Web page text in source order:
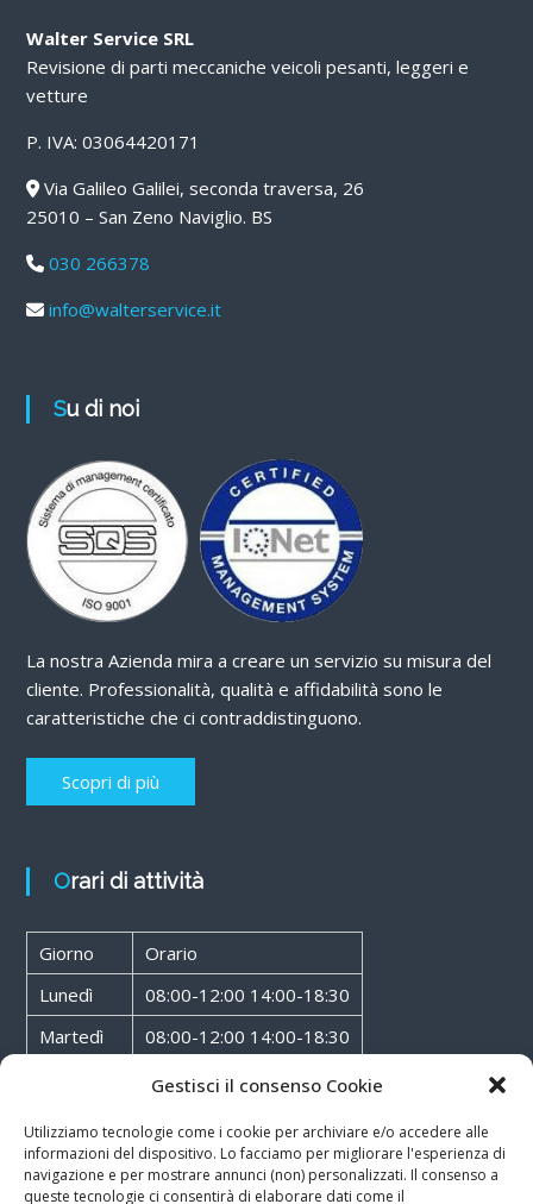
Gestisci il consenso Cookie
Utilizziamo tecnologie come i cookie per archiviare e/o accedere alle
informazioni del dispositivo. Lo facciamo per migliorare l'esperienza di
navigazione e per mostrare annunci (non) personalizzati. Il consenso a
queste tecnologie ci consentirà di elaborare dati come il
Walter Service SRL
Revisione di parti meccaniche veicoli pesanti, leggeri e
vetture
P. IVA: 03064420171
Via Galileo Galilei, seconda traversa, 26
25010 – San Zeno Naviglio. BS
030 266378
info@walterservice.it
Su di noi
La nostra Azienda mira a creare un servizio su misura del
cliente. Professionalità, qualità e affidabilità sono le
caratteristiche che ci contraddistinguono.
Scopri di più
Orari di attività
Giorno
Orario
Lunedì
08:00-12:00 14:00-18:30
Martedì
08:00-12:00 14:00-18:30
08:00-12:00 14:00-18:30
Venerdì
08:00-12:00 14:00-18:30